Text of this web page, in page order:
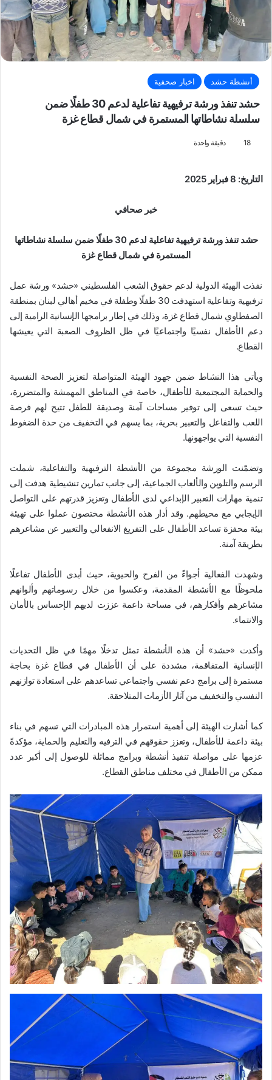
أنشطة حشد اخبار صحفية
حشد تنفذ ورشة ترفيهية تفاعلية لدعم 30 طفلًا ضمن
سلسلة نشاطاتها المستمرة في شمال قطاع غزة
18 دقيقة واحدة
التاريخ: 8 فبراير 2025
خبر صحافي
حشد تنفذ ورشة ترفيهية تفاعلية لدعم 30 طفلًا ضمن سلسلة نشاطاتها
المستمرة في شمال قطاع غزة
نفذت الهيئة الدولية لدعم حقوق الشعب الفلسطيني «حشد» ورشة عمل
ترفيهية وتفاعلية استهدفت 30 طفلًا وطفلة في مخيم أهالي لبنان بمنطقة
الصفطاوي شمال قطاع غزة، وذلك في إطار برامجها الإنسانية الرامية إلى
دعم الأطفال نفسيًا واجتماعيًا في ظل الظروف الصعبة التي يعيشها
القطاع.
ويأتي هذا النشاط ضمن جهود الهيئة المتواصلة لتعزيز الصحة النفسية
والحماية المجتمعية للأطفال، خاصة في المناطق المهمشة والمتضررة،
حيث تسعى إلى توفير مساحات آمنة وصديقة للطفل تتيح لهم فرصة
اللعب والتفاعل والتعبير بحرية، بما يسهم في التخفيف من حدة الضغوط
النفسية التي يواجهونها.
وتضمّنت الورشة مجموعة من الأنشطة الترفيهية والتفاعلية، شملت
الرسم والتلوين والألعاب الجماعية، إلى جانب تمارين تنشيطية هدفت إلى
تنمية مهارات التعبير الإبداعي لدى الأطفال وتعزيز قدرتهم على التواصل
الإيجابي مع محيطهم. وقد أدار هذه الأنشطة مختصون عملوا على تهيئة
بيئة محفزة تساعد الأطفال على التفريغ الانفعالي والتعبير عن مشاعرهم
بطريقة آمنة.
وشهدت الفعالية أجواءً من الفرح والحيوية، حيث أبدى الأطفال تفاعلًا
ملحوظًا مع الأنشطة المقدمة، وعكسوا من خلال رسوماتهم وألوانهم
مشاعرهم وأفكارهم، في مساحة داعمة عززت لديهم الإحساس بالأمان
والانتماء.
وأكدت «حشد» أن هذه الأنشطة تمثل تدخلًا مهمًا في ظل التحديات
الإنسانية المتفاقمة، مشددة على أن الأطفال في قطاع غزة بحاجة
مستمرة إلى برامج دعم نفسي واجتماعي تساعدهم على استعادة توازنهم
النفسي والتخفيف من آثار الأزمات المتلاحقة.
كما أشارت الهيئة إلى أهمية استمرار هذه المبادرات التي تسهم في بناء
بيئة داعمة للأطفال، وتعزز حقوقهم في الترفيه والتعليم والحماية، مؤكدةً
عزمها على مواصلة تنفيذ أنشطة وبرامج مماثلة للوصول إلى أكبر عدد
ممكن من الأطفال في مختلف مناطق القطاع.